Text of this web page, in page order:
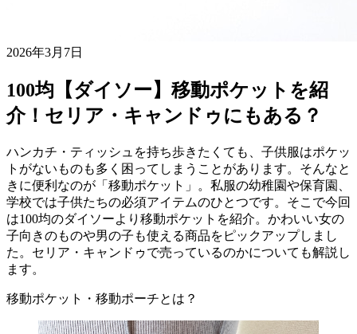
2026年3月7日
100均【ダイソー】移動ポケットを紹
介！セリア・キャンドゥにもある？
ハンカチ・ティッシュを持ち歩きたくても、子供服はポケッ
トがないものも多く困ってしまうことがあります。そんなと
きに便利なのが「移動ポケット」。私服の幼稚園や保育園、
学校では子供たちの必須アイテムのひとつです。そこで今回
は100均のダイソーより移動ポケットを紹介。かわいい女の
子向きのものや男の子も使える商品をピックアップしまし
た。セリア・キャンドゥで売っているのかについても解説し
ます。
移動ポケット・移動ポーチとは？